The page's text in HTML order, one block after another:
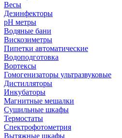
Весы
Дезинфекторы
рН метры
Водяные бани
Вискозиметры
Пипетки автоматические
Водоподготовка
Вортексы
Гомогенизаторы ультразвуковые
Дистилляторы
Инкубаторы
Магнитные мешалки
Сушильные шкафы
Термостаты
Спектрофотометрия
Вытяжные шкафы